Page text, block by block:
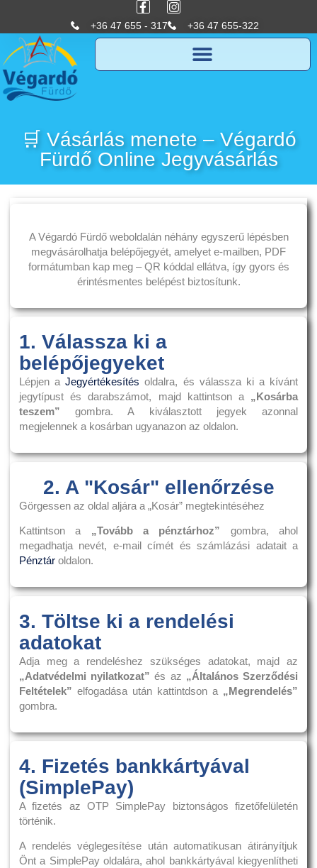
+36 47 655 - 317 +36 47 655-322
🛒 Vásárlás menete – Végardó
Fürdő Online Jegyvásárlás
A Végardó Fürdő weboldalán néhány egyszerű lépésben
megvásárolhatja belépőjegyét, amelyet e-mailben, PDF
formátumban kap meg – QR kóddal ellátva, így gyors és
érintésmentes belépést biztosítunk.
1. Válassza ki a
belépőjegyeket
Lépjen aJegyértékesítés oldalra, és válassza ki a kívánt
jegytípust és darabszámot, majd kattintson a „Kosárba
teszem” gombra. A kiválasztott jegyek azonnal
megjelennek a kosárban ugyanazon az oldalon.
2. A "Kosár" ellenőrzése
Görgessen az oldal aljára a „Kosár” megtekintéséhez
Kattintson a „Tovább a pénztárhoz” gombra, ahol
megadhatja nevét, e-mail címét és számlázási adatait a
Pénztároldalon.
3. Töltse ki a rendelési
adatokat
Adja meg a rendeléshez szükséges adatokat, majd az
„Adatvédelmi nyilatkozat”és az „Általános Szerződési
Feltételek” elfogadása után kattintdson a „Megrendelés”
gombra.
4. Fizetés bankkártyával
(SimplePay)
A fizetés az OTP SimplePay biztonságos fizetőfelületén
történik.
A rendelés véglegesítése után automatikusan átirányítjuk
Önt a SimplePay oldalára, ahol bankkártyával kiegyenlítheti